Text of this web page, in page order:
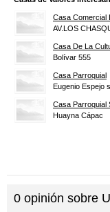
Casa Comercial
AV.LOS
Casa De La
Bolívar 555
Casa Parroquial
Eugenio Espejo
Casa Parroquial
Huayna Cápac
0 opinión sobre